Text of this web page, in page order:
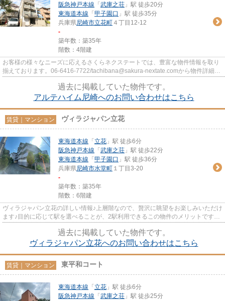
阪急神戸本線 「 武庫之荘 」駅 徒歩20分
東海道本線 「 甲子園口 」駅 徒歩35分
兵庫県尼崎市立花町 ４丁目12-12
-
築年数：築35年
階数：4階建
お客様の様々なニーズに応えるさくらネクステートでは、豊富な物件情報を取り
揃えております。06-6416-7722/tachibana@sakura-nextate.comから物件詳細を
過去に掲載していた物件です。
アルテハイム尼崎へのお問い合わせはこちら
賃貸｜マンション ヴィラジャパン立花
東海道本線 「 立花 」駅 徒歩6分
阪急神戸本線 「 武庫之荘 」駅 徒歩22分
東海道本線 「 甲子園口 」駅 徒歩36分
兵庫県尼崎市水堂町 １丁目3-20
-
築年数：築35年
階数：6階建
ヴィラジャパン立花の詳しい情報♪上層階なので、贅沢に眺望をお楽しみいただけ
ます♪目的に応じて駅を選べることが、2駅利用できるこの物件のメリットです♪
過去に掲載していた物件です。
ヴィラジャパン立花へのお問い合わせはこちら
賃貸｜マンション 東平和コート
東海道本線 「 立花 」駅 徒歩6分
阪急神戸本線 「 武庫之荘 」駅 徒歩25分